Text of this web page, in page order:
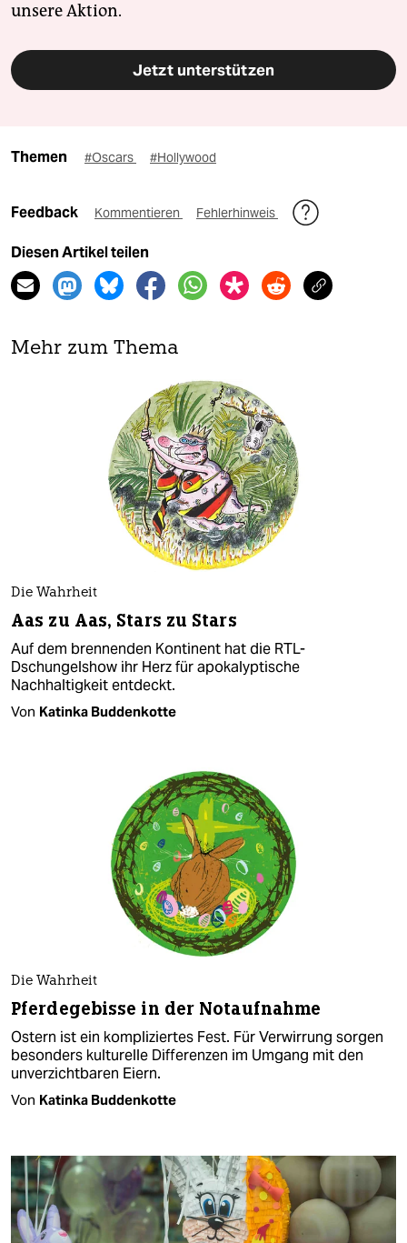
unsere Aktion.
Jetzt unterstützen
Themen #Oscars #Hollywood
Feedback Kommentieren Fehlerhinweis
Diesen Artikel teilen
Mehr zum Thema
Die Wahrheit
Aas zu Aas, Stars zu Stars
Auf dem brennenden Kontinent hat die RTL-
Dschungelshow ihr Herz für apokalyptische
Nachhaltigkeit entdeckt.
Von Katinka Buddenkotte
Die Wahrheit
Pferdegebisse in der Notaufnahme
Ostern ist ein kompliziertes Fest. Für Verwirrung sorgen
besonders kulturelle Differenzen im Umgang mit den
unverzichtbaren Eiern.
Von Katinka Buddenkotte